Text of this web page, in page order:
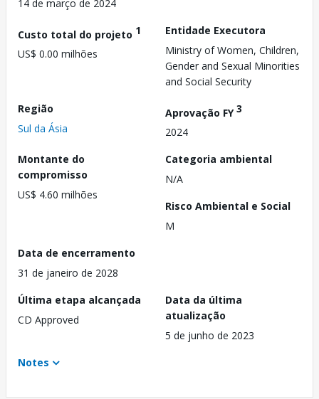
14 de março de 2024
Custo total do projeto 1
US$ 0.00 milhões
Entidade Executora
Ministry of Women, Children,
Gender and Sexual Minorities
and Social Security
Região
Sul da Ásia
Aprovação FY3
2024
Montante do
compromisso
US$ 4.60 milhões
Categoria ambiental
N/A
Risco Ambiental e Social
M
Data de encerramento
31 de janeiro de 2028
Última etapa alcançada
CD Approved
Data da última
atualização
5 de junho de 2023
Notes